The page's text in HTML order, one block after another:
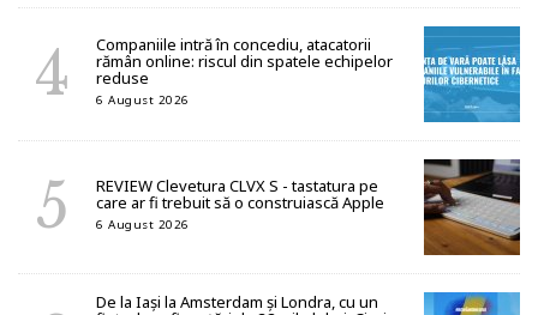
Companiile intră în concediu, atacatorii
rămân online: riscul din spatele echipelor
reduse
6 August 2026
REVIEW Clevetura CLVX S - tastatura pe
care ar fi trebuit să o construiască Apple
6 August 2026
De la Iași la Amsterdam și Londra, cu un